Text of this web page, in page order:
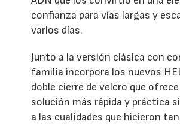
confianza para vías largas y
varios días.
Junto a la versión clásica con
familia incorpora los nuevos
doble cierre de velcro que
solución más rápida y práctica
a las cualidades que hicieron